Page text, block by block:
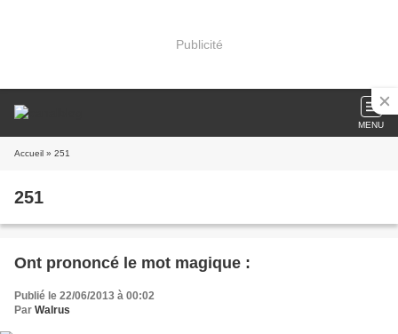
Publicité
MENU
Accueil » 251
251
Ont prononcé le mot magique :
Publié le 22/06/2013 à 00:02
Par Walrus